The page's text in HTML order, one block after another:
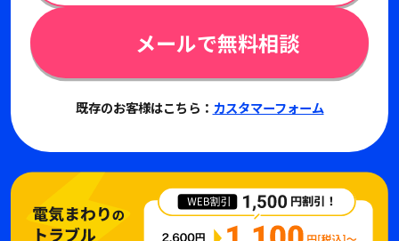
メールで無料相談
既存のお客様はこちら： カスタマーフォーム